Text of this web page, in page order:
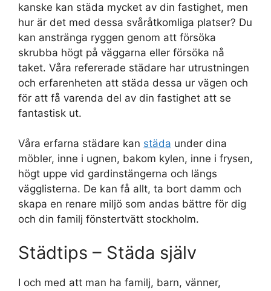
kanske kan städa mycket av din fastighet, men
hur är det med dessa svåråtkomliga platser? Du
kan anstränga ryggen genom att försöka
skrubba högt på väggarna eller försöka nå
taket. Våra refererade städare har utrustningen
och erfarenheten att städa dessa ur vägen och
för att få varenda del av din fastighet att se
fantastisk ut.
Våra erfarna städare kan städa under dina
möbler, inne i ugnen, bakom kylen, inne i frysen,
högt uppe vid gardinstängerna och längs
vägglisterna. De kan få allt, ta bort damm och
skapa en renare miljö som andas bättre för dig
och din familj fönstertvätt stockholm.
Städtips – Städa själv
I och med att man ha familj, barn, vänner,